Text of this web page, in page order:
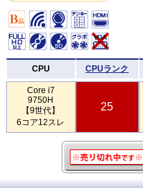
CPU CPUランク
Core i7
9750H
【9世代】
6コア12スレ
25